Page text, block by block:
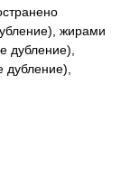
жирами
дубление),
дубление),